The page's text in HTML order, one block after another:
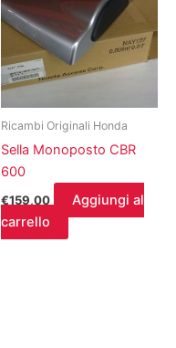
Ricambi Originali Honda
Sella Monoposto CBR
600
€159,00
Aggiungi al
carrello